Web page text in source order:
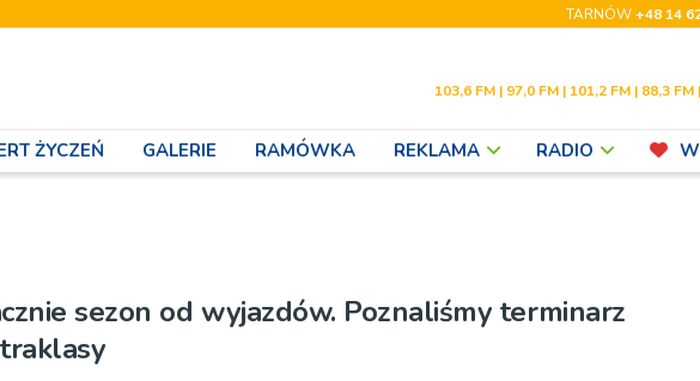
TARNÓW+48 14
103,6 FM | 97,0 FM | 101,2 FM | 88,3 FM
ŻYCZEŃ GALERIE RAMÓWKA REKLAMA RADIO
sezon od wyjazdów. Poznaliśmy terminarz